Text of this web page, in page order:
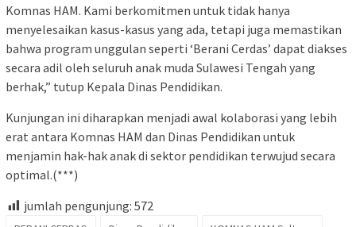
Komnas HAM. Kami berkomitmen untuk tidak hanya
menyelesaikan kasus-kasus yang ada, tetapi juga memastikan
bahwa program unggulan seperti ‘Berani Cerdas’ dapat diakses
secara adil oleh seluruh anak muda Sulawesi Tengah yang
berhak,” tutup Kepala Dinas Pendidikan.
Kunjungan ini diharapkan menjadi awal kolaborasi yang lebih
erat antara Komnas HAM dan Dinas Pendidikan untuk
menjamin hak-hak anak di sektor pendidikan terwujud secara
optimal.(***)
jumlah pengunjung: 572